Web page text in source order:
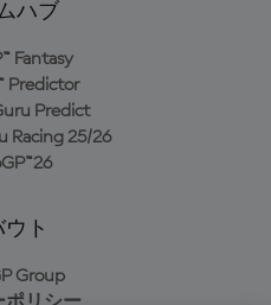
ハブ
Fantasy
Predictor
Predict
Racing 25/26
ウト
Group